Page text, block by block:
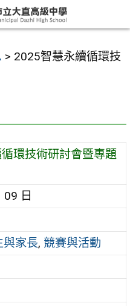
> 2025智慧永續循環技
環技術研討會暨專題
日
與家長, 競賽與活動